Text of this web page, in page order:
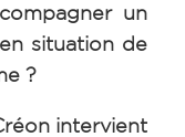
un
situation de
?
intervient